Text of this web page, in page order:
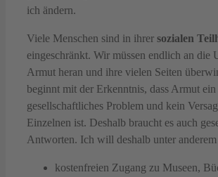
ich ändern.
Viele Menschen sind in ihrer sozialen
eingeschränkt. Wir müssen endlich an die
Armut heran und ihre vielen Seiten
beginnt mit der Erkenntnis, dass Armut ein
gesellschaftliches Problem und kein
Einzelnen ist. Deshalb braucht es auch
Antworten. Ich will deshalb unter anderem
kostenfreien Zugang zu Museen,